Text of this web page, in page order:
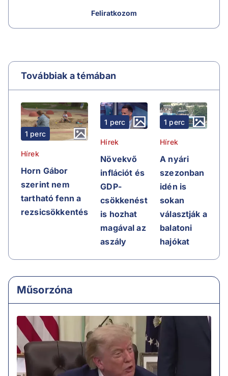
Feliratkozom
Továbbiak a témában
1 perc
Hírek
Horn Gábor
szerint nem
tartható fenn a
rezsicsökkentés
1 perc
Hírek
Növekvő
inflációt és
GDP-
csökkenést
is hozhat
magával az
aszály
1 perc
Hírek
A nyári
szezonban
idén is
sokan
választják a
balatoni
hajókat
Műsorzóna